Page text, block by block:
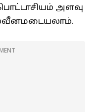
அளவு